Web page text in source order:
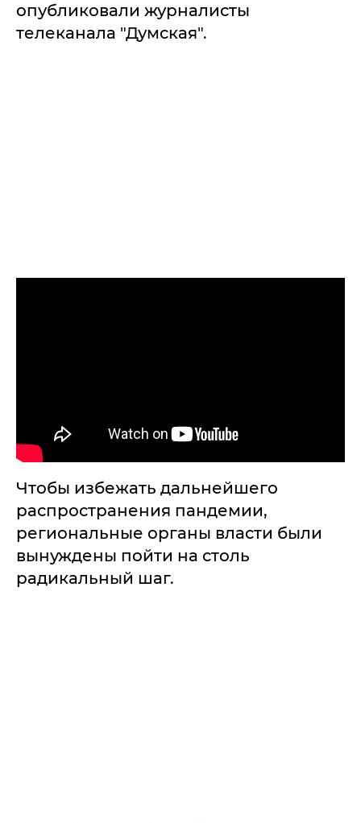
опубликовали журналисты
телеканала "Думская".
Чтобы избежать дальнейшего
распространения пандемии,
региональные органы власти были
вынуждены пойти на столь
радикальный шаг.